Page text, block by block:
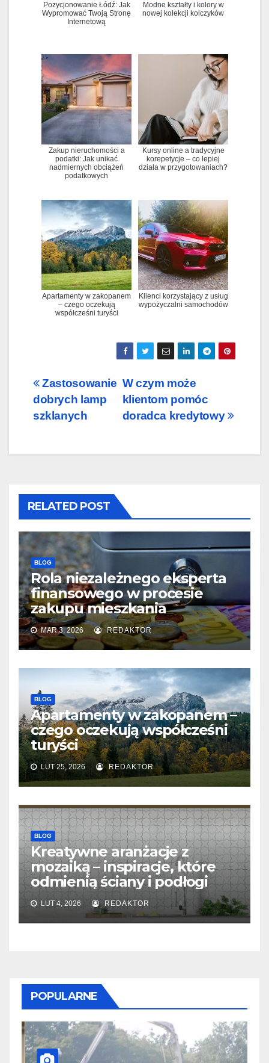
Pozycjonowanie Łódź: Jak
Wypromować Twoją Stronę
Internetową
Modne kształty i kolory w
nowej kolekcji kolczyków
Zakup nieruchomości a
podatki: Jak unikać
nadmiernych obciążeń
podatkowych
Kursy online a tradycyjne
korepetycje – co lepiej
działa w przygotowaniach?
Apartamenty w zakopanem
– czego oczekują
współcześni turyści
Klienci korzystający z usług
wypożyczalni samochodów
Nawigacja
wpisu
W czym może
klientom pomóc
doradca kredytowy
Zastosowanie
dobrych lamp
szklanych
RELATED POST
BLOG
Rola niezależnego eksperta
finansowego w procesie
zakupu mieszkania
MAR 3, 2026 REDAKTOR
BLOG
Apartamenty w zakopanem –
czego oczekują współcześni
turyści
LUT 25, 2026 REDAKTOR
BLOG
Kreatywne aranżacje z
mozaiką – inspiracje, które
odmienią ściany i podłogi
LUT 4, 2026 REDAKTOR
POPULARNE